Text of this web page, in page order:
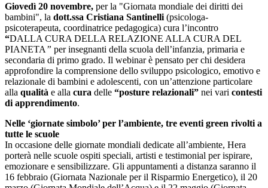
Giovedì 20 novembre, per la "Giornata mondiale dei diritti dei
bambini", la dott.ssa Cristiana Santinelli (psicologa-
psicoterapeuta, coordinatrice pedagogica) cura l’incontro
“​​​​​​​DALLA CURA DELLA RELAZIONE ALLA CURA DEL
PIANETA ” per insegnanti della scuola dell’infanzia, primaria e
secondaria di primo grado. Il webinar è pensato per chi desidera
approfondire la comprensione dello sviluppo psicologico, emotivo e
relazionale di bambini e adolescenti, con un’attenzione particolare
alla qualità e alla cura delle “posture relazionali” nei vari contesti
di apprendimento.
Nelle ‘giornate simbolo’ per l’ambiente, tre eventi green rivolti a
tutte le scuole
In occasione delle giornate mondiali dedicate all’ambiente, Hera
porterà nelle scuole ospiti speciali, artisti e testimonial per ispirare,
emozionare e sensibilizzare. Gli appuntamenti a distanza saranno il
16 febbraio (Giornata Nazionale per il Risparmio Energetico), il 20